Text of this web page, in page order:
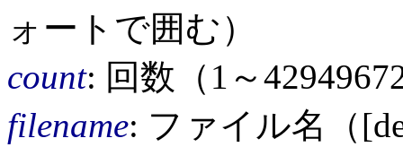
ォートで囲む）
count: 回数（1～
filename: ファイル名（